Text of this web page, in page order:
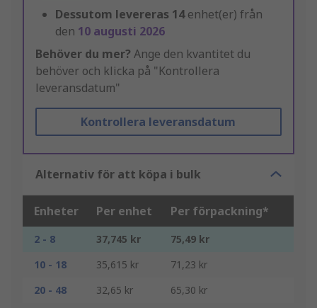
Dessutom levereras 14enhet(er) från
den 10 augusti 2026
Behöver du mer? Ange den kvantitet du
behöver och klicka på "Kontrollera
leveransdatum"
Kontrollera leveransdatum
Alternativ för att köpa i bulk
Enheter Per enhet Per förpackning*
2 - 8 37,745 kr
75,49 kr
10 - 18
35,615 kr
71,23 kr
20 - 48
32,65 kr
65,30 kr